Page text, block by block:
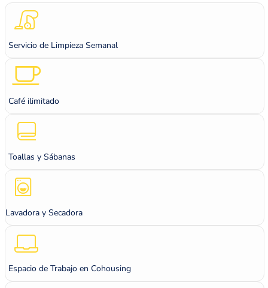
Servicio de Limpieza Semanal
Café ilimitado
Toallas y Sábanas
Lavadora y Secadora
Espacio de Trabajo en Cohousing